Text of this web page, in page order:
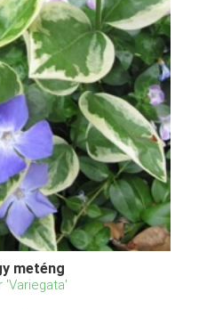
meténg
'Variegata'